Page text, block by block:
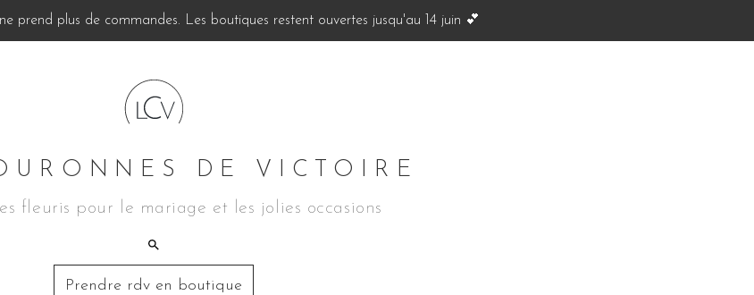
prend plus de commandes. Les boutiques restent ouvertes jusqu'au 14 juin 💕
DE VICTOIRE
fleuris pour le mariage et les jolies occasions
Prendre rdv en boutique